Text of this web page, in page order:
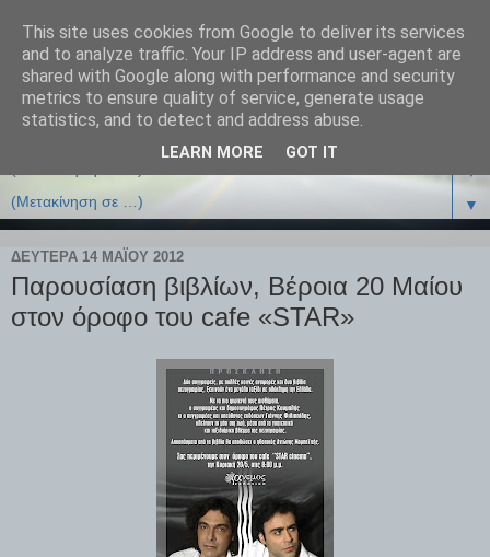
▼
▼
ΔΕΥΤΈΡΑ 14 ΜΑΪ́ΟΥ 2012
Παρουσίαση βιβλίων, Βέροια 20 Μαίου
στον όροφο του cafe «STAR»
This site uses cookies from Google to deliver its services
and to analyze traffic. Your IP address and user-agent are
shared with Google along with performance and security
metrics to ensure quality of service, generate usage
statistics, and to detect and address abuse.
LEARN MORE GOT IT